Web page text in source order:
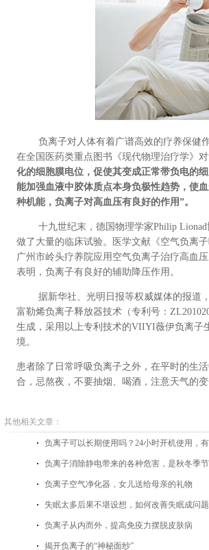
负离子对人体有着广谱高效的疗养保健
在全国医药类重点图书《现代物理治疗学》
化的细胞膜电位，促使其变成正常带负电的
能加强血液中胶体质点本身负极性趋势，使
种机能，负离子对高血压有良好的作用”。
十九世纪末，德国物理学家Philip Lionad
做了大量的临床试验。医学文献《空气负离
广州市岭头疗养院应用空气负离子治疗高血
表明，负离子有良好的辅助降压作用。
据新华社、光明日报等权威媒体的报道
富勒烯负离子释放器技术（专利号：
生成，采用以上专利技术的VIIYI薇伊负离子
境。
患者除了日常呼吸负离子之外，在平时的生
合，忌熬夜，不要抽烟、喝酒，注意天气的
其他相关文章：
负离子可以长期使用吗？24小时开机使用，
负离子消除静电带来的各种危害，是秋冬季
负离子空气净化器，女儿送给母亲的礼物
失眠太多后果不堪设想，如何改善失眠成问题
负离子从内而外，提高免疫力摆脱皮肤病
揭开负离子的“神秘面纱”